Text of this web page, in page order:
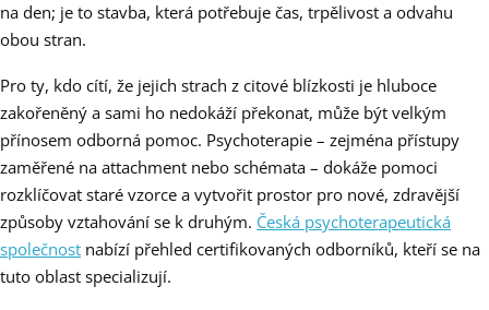
na den; je to stavba, která potřebuje čas, trpělivost a odvahu
obou stran.
Pro ty, kdo cítí, že jejich strach z citové blízkosti je hluboce
zakořeněný a sami ho nedokáží překonat, může být velkým
přínosem odborná pomoc. Psychoterapie – zejména přístupy
zaměřené na attachment nebo schémata – dokáže pomoci
rozklíčovat staré vzorce a vytvořit prostor pro nové, zdravější
způsoby vztahování se k druhým. Česká psychoterapeutická
společnost nabízí přehled certifikovaných odborníků, kteří se na
tuto oblast specializují.